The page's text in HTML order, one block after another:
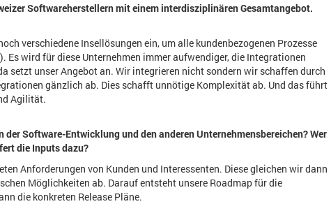
Softwareherstellern mit einem interdisziplinärenGesamtangebot.
verschiedene Insellösungen ein, um alle kundenbezogenen Prozesse
Es wird für diese Unternehmen immer aufwendiger, die Integrationen
setzt unser Angebot an. Wir integrieren nicht sondern wir schaffen durch
gänzlich ab. Dies schafft unnötige Komplexität ab. Und das führt
Agilität.
der Software-Entwicklung und den anderen Unternehmensbereichen? Wer
die Inputs dazu?
Anforderungen von Kunden und Interessenten. Diese gleichen wir dann
Möglichkeiten ab. Darauf entsteht unsere Roadmap für die
die konkreten Release Pläne.